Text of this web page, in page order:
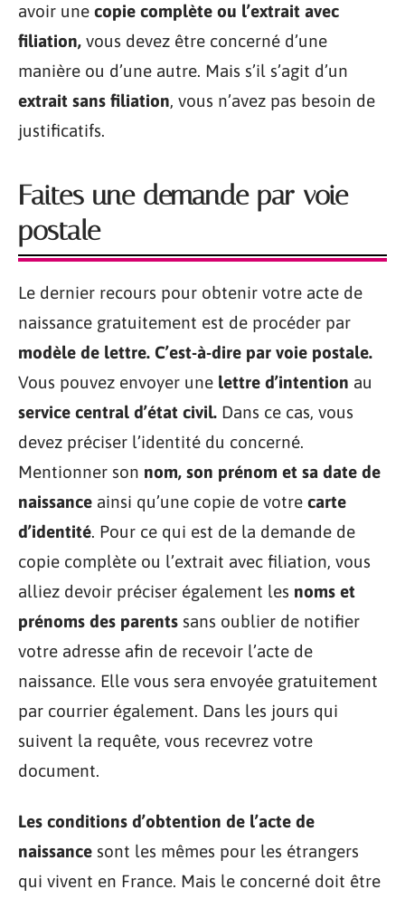
avoir une copie complète ou l’extrait avec
filiation, vous devez être concerné d’une
manière ou d’une autre. Mais s’il s’agit d’un
extrait sans filiation, vous n’avez pas besoin de
justificatifs.
Faites une demande par voie
postale
Le dernier recours pour obtenir votre acte de
naissance gratuitement est de procéder par
modèle de lettre. C’est-à-dire par voie postale.
Vous pouvez envoyer une lettre d’intention au
service central d’état civil. Dans ce cas, vous
devez préciser l’identité du concerné.
Mentionner son nom, son prénom et sa date de
naissance ainsi qu’une copie de votre carte
d’identité. Pour ce qui est de la demande de
copie complète ou l’extrait avec filiation, vous
alliez devoir préciser également les noms et
prénoms des parents sans oublier de notifier
votre adresse afin de recevoir l’acte de
naissance. Elle vous sera envoyée gratuitement
par courrier également. Dans les jours qui
suivent la requête, vous recevrez votre
document.
Les conditions d’obtention de l’acte de
naissance sont les mêmes pour les étrangers
qui vivent en France. Mais le concerné doit être